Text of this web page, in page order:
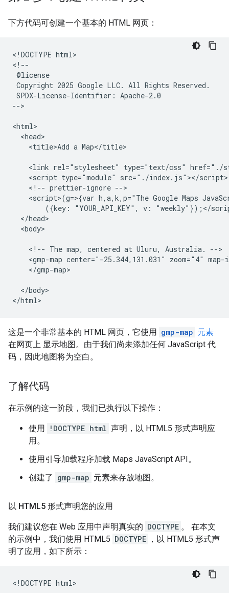
下方代码可创建一个基本的 HTML 网页：
<!DOCTYPE html>
<!--
@license
Copyright 2025 Google LLC. All Rights Reserved.
SPDX-License-Identifier: Apache-2.0
-->
<html>
  <head>
    <title>Add a Map</title>
<link rel="stylesheet" type="text/css" href="./
    <script type="module" src="./index.js"></script>
    <!-- prettier-ignore -->
<script>(g=>{var h,a,k,p="The Google Maps
({key: "YOUR_API_KEY", v: "weekly"});</
  </head>
  <body>
    <!-- The map, centered at Uluru, Australia. -->
<gmp-map center="-25.344,131.031" zoom="4" map-
    </gmp-map>
  </body>
</html>
这是一个非常基本的 HTML 网页，它使用 gmp-map 元素
在网页上 显示地图。由于我们尚未添加任何 JavaScript 代
码，因此地图将为空白。
了解代码
在示例的这一阶段，我们已执行以下操作：
使用 !DOCTYPE html 声明，以 HTML5 形式声明应
用。
使用引导加载程序加载 Maps JavaScript API。
创建了 gmp-map 元素来存放地图。
以 HTML5 形式声明您的应用
我们建议您在 Web 应用中声明真实的 DOCTYPE 。 在本文
的示例中，我们使用 HTML5 DOCTYPE ，以 HTML5 形式声
明了应用，如下所示：
<!DOCTYPE html>